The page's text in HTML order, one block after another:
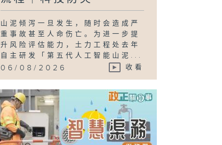
山泥倾泻一旦发生，随时会造成严
重事故甚至人命伤亡。为进一步提
升风险评估能力，土力工程处去年
自主研发「第五代人工智能山泥...
06/08/2026 收看